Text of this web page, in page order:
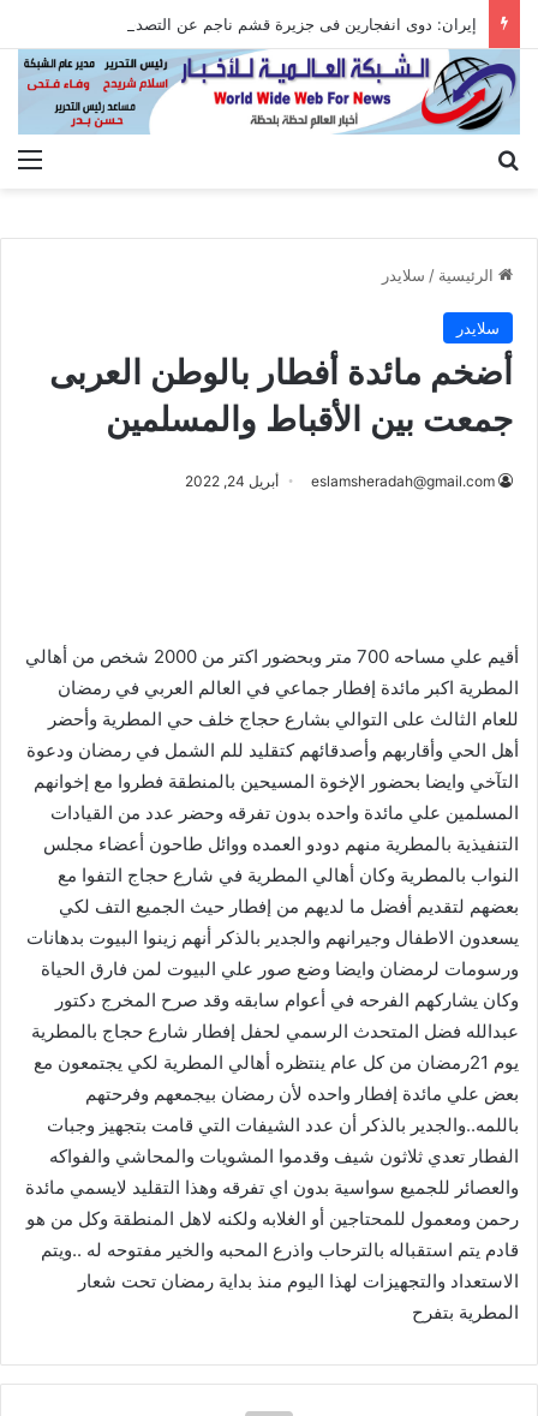
الرئيسية / سلايدر
سلايدر
أضخم مائدة أفطار بالوطن العربى
جمعت بين الأقباط والمسلمين
eslamsheradah@gmail.com أبريل 24, 2022
أقيم علي مساحه 700 متر وبحضور اكتر من 2000 شخص من أهالي
المطرية اكبر مائدة إفطار جماعي في العالم العربي في رمضان
للعام الثالث على التوالي بشارع حجاج خلف حي المطرية وأحضر
أهل الحي وأقاربهم وأصدقائهم كتقليد للم الشمل في رمضان ودعوة
التآخي وايضا بحضور الإخوة المسيحين بالمنطقة فطروا مع إخوانهم
المسلمين علي مائدة واحده بدون تفرقه وحضر عدد من القيادات
التنفيذية بالمطرية منهم دودو العمده ووائل طاحون أعضاء مجلس
النواب بالمطرية وكان أهالي المطرية في شارع حجاج التفوا مع
بعضهم لتقديم أفضل ما لديهم من إفطار حيث الجميع التف لكي
يسعدون الاطفال وجيرانهم والجدير بالذكر أنهم زينوا البيوت بدهانات
ورسومات لرمضان وايضا وضع صور علي البيوت لمن فارق الحياة
وكان يشاركهم الفرحه في أعوام سابقه وقد صرح المخرج دكتور
عبدالله فضل المتحدث الرسمي لحفل إفطار شارع حجاج بالمطرية
يوم 21رمضان من كل عام ينتظره أهالي المطرية لكي يجتمعون مع
بعض علي مائدة إفطار واحده لأن رمضان بيجمعهم وفرحتهم
باللمه..والجدير بالذكر أن عدد الشيفات التي قامت بتجهيز وجبات
الفطار تعدي ثلاثون شيف وقدموا المشويات والمحاشي والفواكه
والعصائر للجميع سواسية بدون اي تفرقه وهذا التقليد لايسمي مائدة
رحمن ومعمول للمحتاجين أو الغلابه ولكنه لاهل المنطقة وكل من هو
قادم يتم استقباله بالترحاب واذرع المحبه والخير مفتوحه له ..ويتم
الاستعداد والتجهيزات لهذا اليوم منذ بداية رمضان تحت شعار
المطرية بتفرح